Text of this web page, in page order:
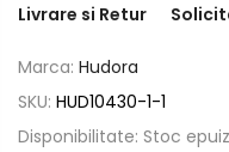
Livrare si Retur
Marca: Hudora
SKU: HUD10430-1-1
Disponibilitate: Stoc